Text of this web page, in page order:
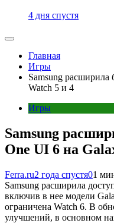
4 дня спустя
Главная
Игры
Samsung расширила
Watch 5 и 4
Игры
Samsung
One UI 6 на
Ferra.ru2 года спустя01
Samsung расширила
включив в нее модели
ограничена Watch 6. В
улучшений, в основном